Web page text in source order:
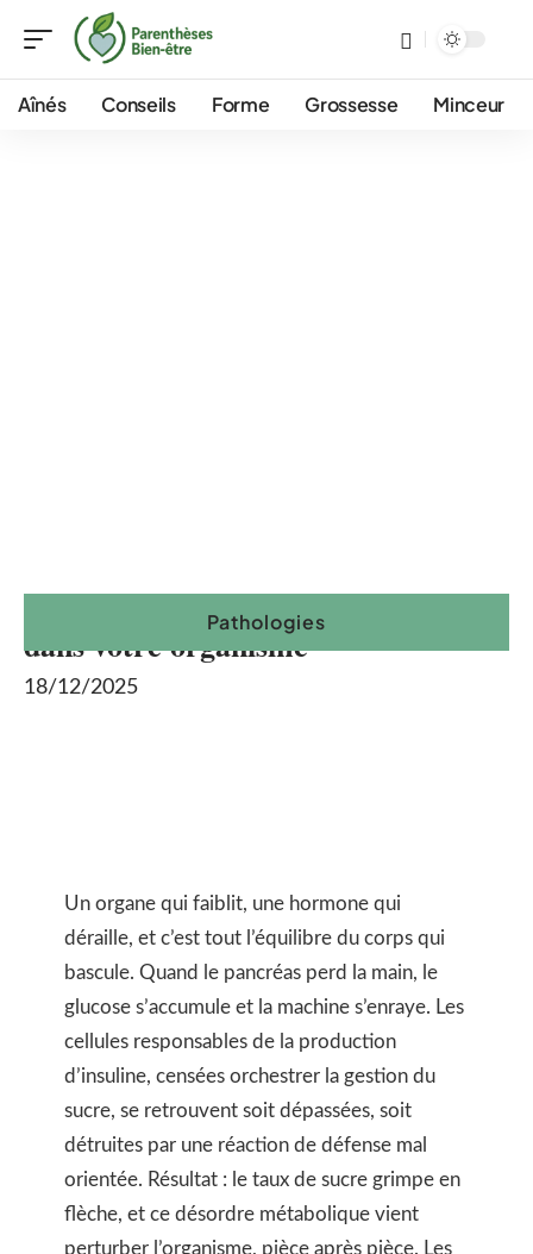
Aînés Conseils Forme Grossesse Minceur
Pathologies
Ce qui cause vraiment le diabète
dans votre organisme
18/12/2025
Un organe qui faiblit, une hormone qui
déraille, et c’est tout l’équilibre du corps qui
bascule. Quand le pancréas perd la main, le
glucose s’accumule et la machine s’enraye. Les
cellules responsables de la production
d’insuline, censées orchestrer la gestion du
sucre, se retrouvent soit dépassées, soit
détruites par une réaction de défense mal
orientée. Résultat : le taux de sucre grimpe en
flèche, et ce désordre métabolique vient
perturber l’organisme, pièce après pièce. Les